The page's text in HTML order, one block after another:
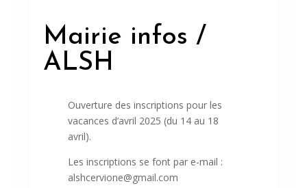
Mairie infos /
ALSH
Ouverture des inscriptions pour les
vacances d’avril 2025 (du 14 au 18
avril).
Les inscriptions se font par e-mail :
alshcervione@gmail.com